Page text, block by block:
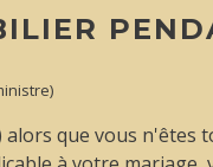
que vous n'êtes